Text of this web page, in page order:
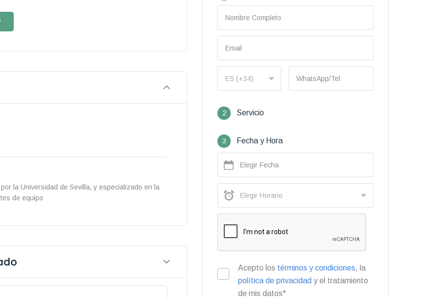
la Universidad de Sevilla, y especializado en la
de equipo
2 Servicio
3 Fecha y Hora
Acepto los términos y condiciones, la
política de privacidad y el tratamiento
de mis datos*